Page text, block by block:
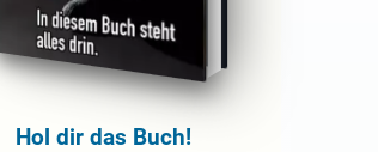
Hol dir das Buch!